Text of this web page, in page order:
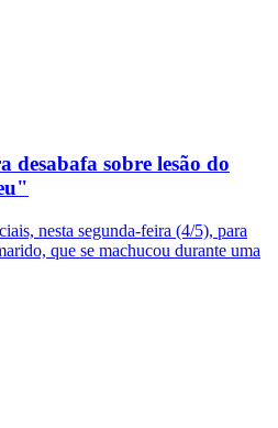
desabafa sobre lesão do
nesta segunda-feira (4/5), para
que se machucou durante uma